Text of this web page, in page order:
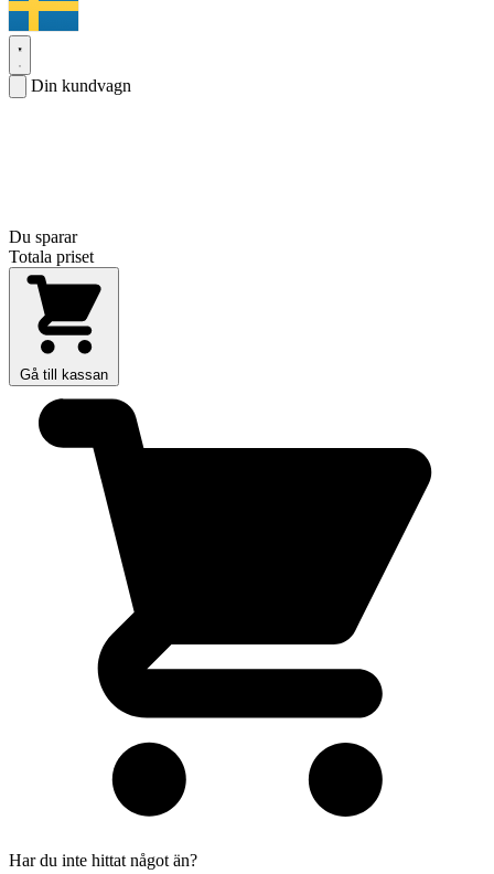
Din kundvagn
Du sparar
Totala priset
Gå till kassan
Har du inte hittat något än?